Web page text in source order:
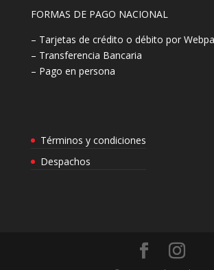
FORMAS DE PAGO NACIONAL
– Tarjetas de crédito o débito por
– Transferencia Bancaria
– Pago en persona
Términos y condiciones
Despachos